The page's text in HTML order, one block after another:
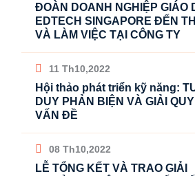
ĐOÀN DOANH NGHIỆP GIÁO
EDTECH SINGAPORE ĐẾN
VÀ LÀM VIỆC TẠI CÔNG TY
11 Th10,2022
Hội thảo phát triển kỹ năng:
DUY PHẢN BIỆN VÀ GIẢI
VẤN ĐỀ
08 Th10,2022
LỄ TỔNG KẾT VÀ TRAO GIẢI